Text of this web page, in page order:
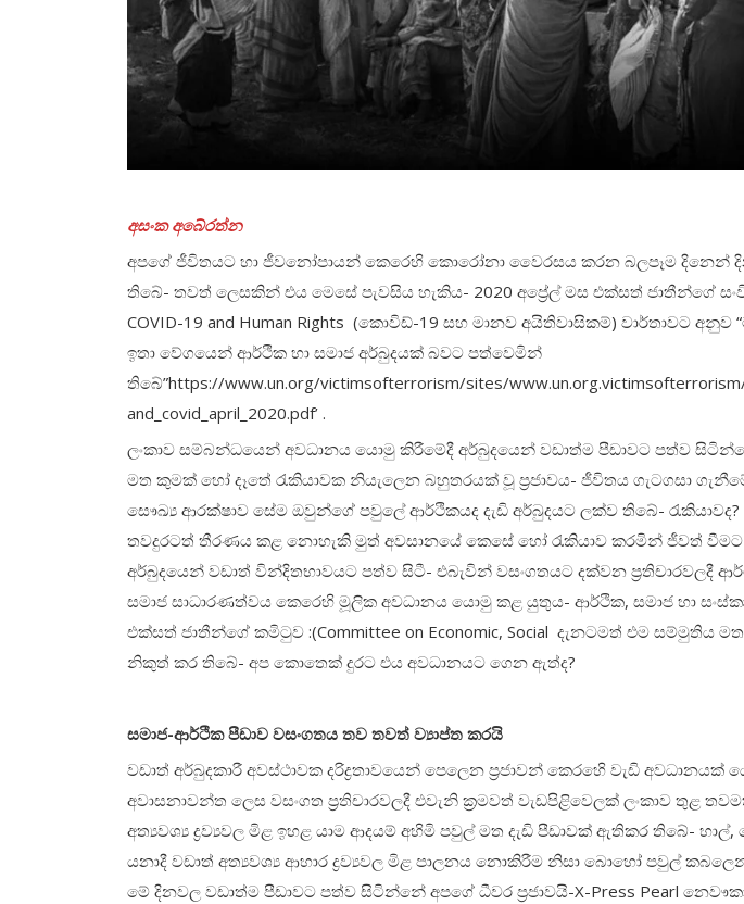
අසංක අබේරත්න
අපගේ ජීවිතයට හා ජීවනෝපායන් කෙරෙහි කොරෝනා වෛරසය කරන බලපෑම දිනෙන්
තිබේ- තවත් ලෙසකින් එය මෙසේ පැවසිය හැකිය- 2020 අප්‍රේල් මස එක්සත් ජාතීන්ගේ
COVID-19 and Human Rights (කොවිඩ්-19 සහ මානව අයිතිවාසිකම්) වාර්තාවට
ඉතා වේගයෙන් ආර්ථික හා සමාජ අර්බුදයක් බවට පත්වෙමින්
තිබේ”https://www.un.org/victimsofterrorism/sites/www.un.org.victimsofterrorism/
and_covid_april_2020.pdf’ .
ලංකාව සම්බන්ධයෙන් අවධානය යොමු කිරීමේදී අර්බුදයෙන් වඩාත්ම පීඩාවට පත්ව
මත කුමක් හෝ දෑතේ රැකියාවක නියැලෙන බහුතරයක් වූ ප්‍රජාවය- ජීවිතය ගැටගසා
සෞඛ්‍ය ආරක්ෂාව සේම ඔවුන්ගේ පවුලේ ආර්ථිකයද දැඩි අර්බුදයට ලක්ව තිබේ-
තවදුරටත් තීරණය කළ නොහැකි මුත් අවසානයේ කෙසේ හෝ රැකියාව කරමින් ජීවත්
අර්බුදයෙන් වඩාත් වින්දිතභාවයට පත්ව සිටී- එබැවින් වසංගතයට දක්වන ප්‍රතිචාරවලදී
සමාජ සාධාරණත්වය කෙරෙහි මූලික අවධානය යොමු කළ යුතුය- ආර්ථික, සමාජ හා
එක්සත් ජාතීන්ගේ කමිටුව :(Committee on Economic, Social දැනටමත් එම සම්මුතිය
නිකුත් කර තිබේ- අප කොතෙක් දුරට එය අවධානයට ගෙන ඇත්ද?
සමාජ-ආර්ථික පීඩාව වසංගතය තව තවත් ව්‍යාප්ත කරයි
වඩාත් අර්බුදකාරී අවස්ථාවක දරිද්‍රතාවයෙන් පෙලෙන ප්‍රජාවන් කෙරහෙි වැඩි
අවාසනාවන්ත ලෙස වසංගත ප්‍රතිචාරවලදී එවැනි ක්‍රමවත් වැඩපිළිවෙලක් ලංකාව තුළ
අත්‍යවශ්‍ය ද්‍රව්‍යවල මිළ ඉහළ යාම ආදයම් අහිමි පවුල් මත දැඩි පීඩාවක් ඇතිකර තිබේ-
යනාදී වඩාත් අත්‍යවශ්‍ය ආහාර ද්‍රව්‍යවල මිළ පාලනය නොකිරීම නිසා බොහෝ පවුල්
මේ දිනවල වඩාත්ම පීඩාවට පත්ව සිටින්නේ අපගේ ධීවර ප්‍රජාවයි-X-Press Pearl